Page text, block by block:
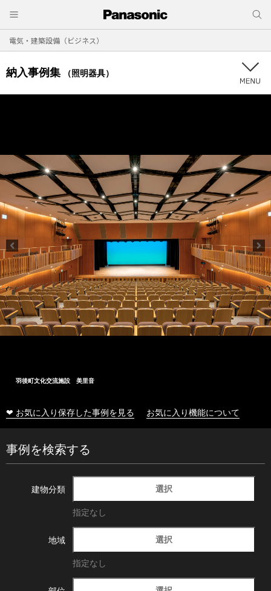
電気・建築設備（ビジネス）
納入事例集 （照明器具）
大船渡市民文化会館
❤ お気に入り保存した事例を見る お気に入り機能について
事例を検索する
建物分類 選択
指定なし
地域 選択
指定なし